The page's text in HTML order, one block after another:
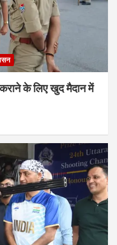
के लिए खुद मैदान में